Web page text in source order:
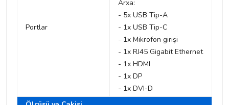
Portlar
Arxa:
- 5x USB Tip-A
- 1x USB Tip-C
- 1x Mikrofon girişi
- 1x RJ45 Gigabit Ethernet
- 1x HDMI
- 1x DP
- 1x DVI-D